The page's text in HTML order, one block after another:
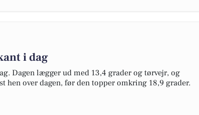
i dag
Dagen lægger ud med 13,4 grader og tørvejr, og
hen over dagen, før den topper omkring 18,9 grader.